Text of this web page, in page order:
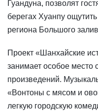
Гуандуна, позволят
берегах Хуанпу
региона Большого
Проект «Шанхайские
занимает особое место
произведений.
«Вонтоны с мясом и
легкую городскую